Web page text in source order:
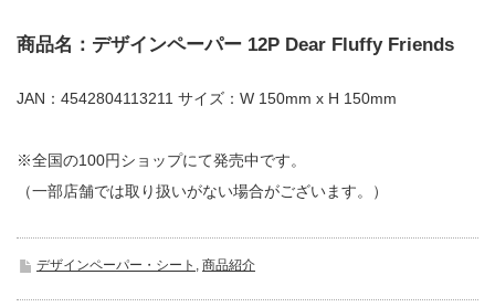
商品名：デザインペーパー 12P Dear Fluffy Friends
JAN：4542804113211 サイズ：W 150mm x H 150mm
※全国の100円ショップにて発売中です。
（一部店舗では取り扱いがない場合がございます。）
デザインペーパー・シート , 商品紹介